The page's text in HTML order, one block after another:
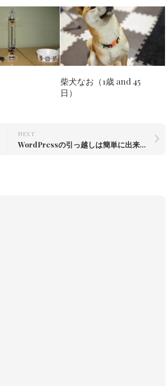
柴犬なお（1歳 and 45
日）
NEXT
WordPressの引っ越しは簡単に出来る ｰ オマケのメールの引っ越し ｰ